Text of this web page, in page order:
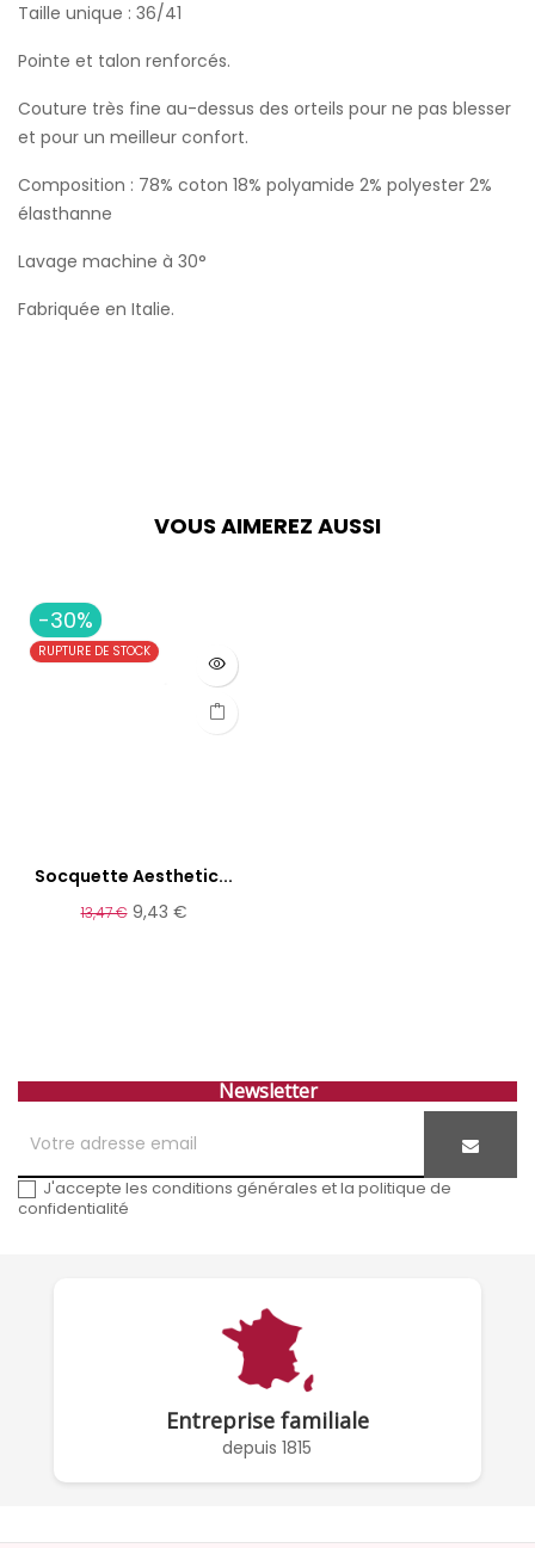
Taille unique : 36/41
Pointe et talon renforcés.
Couture très fine au-dessus des orteils pour ne pas blesser
et pour un meilleur confort.
Composition : 78% coton 18% polyamide 2% polyester 2%
élasthanne
Lavage machine à 30°
Fabriquée en Italie.
VOUS AIMEREZ AUSSI
-30%
RUPTURE DE STOCK
Socquette Aesthetic...
13,47 € 9,43 €
Newsletter
J'accepte les conditions générales et la politique de
confidentialité
Entreprise familiale
depuis 1815